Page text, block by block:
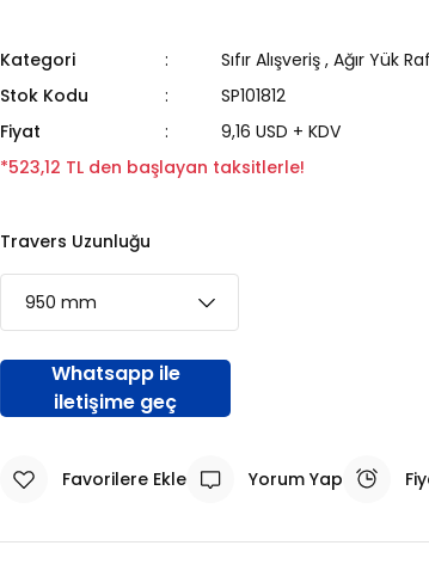
Kategori Sıfır Alışveriş , Ağır Yük
Stok Kodu
SP101812
Fiyat
9,16 USD + KDV
*523,12 TL den başlayan taksitlerle!
Travers Uzunluğu
Whatsapp ile
iletişime geç
Yorum Yap